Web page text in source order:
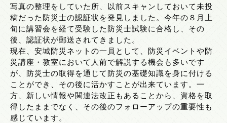
写真の整理をしていた所、以前スキャンしておいて未投
稿だった防災士の認証状を発見しました。今年の８月上
旬に講習会を経て受験した防災士試験に合格し、その
後、認証状が郵送されてきました。
現在、安城防災ネットの一員として、防災イベントや防
災講座・教室において人前で解説する機会も多いです
が、防災士の取得を通じて防災の基礎知識を身に付ける
ことができ、その後に活かすことが出来ています。一
方、新しい情報や関連法改正もあることから、資格を取
得したままでなく、その後のフォローアップの重要性も
感じています。